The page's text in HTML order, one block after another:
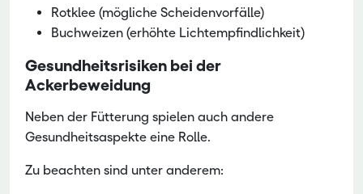
Rotklee (mögliche Scheidenvorfälle)
Buchweizen (erhöhte Lichtempfindlichkeit)
Gesundheitsrisiken bei der
Ackerbeweidung
Neben der Fütterung spielen auch andere
Gesundheitsaspekte eine Rolle.
Zu beachten sind unter anderem: